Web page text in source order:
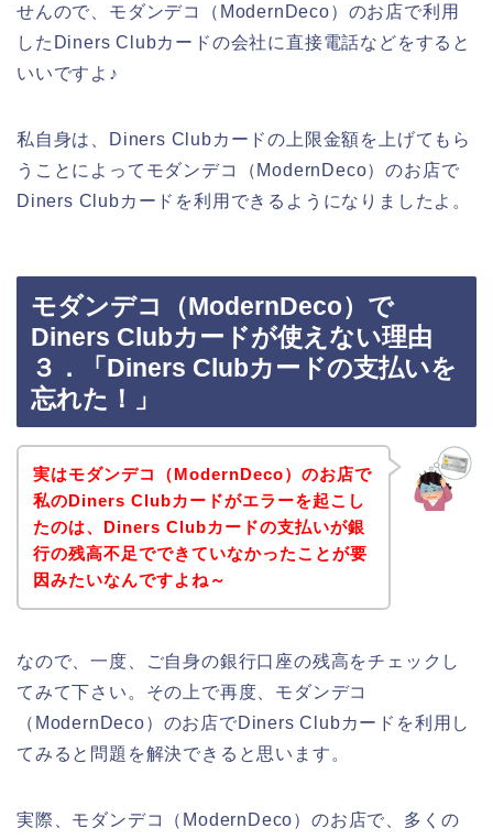
せんので、モダンデコ（ModernDeco）のお店で利用
したDiners Clubカードの会社に直接電話などをすると
いいですよ♪
私自身は、Diners Clubカードの上限金額を上げてもら
うことによってモダンデコ（ModernDeco）のお店で
Diners Clubカードを利用できるようになりましたよ。
モダンデコ（ModernDeco）で
Diners Clubカードが使えない理由
３．「Diners Clubカードの支払いを
忘れた！」
実はモダンデコ（ModernDeco）のお店で
私のDiners Clubカードがエラーを起こし
たのは、Diners Clubカードの支払いが銀
行の残高不足でできていなかったことが要
因みたいなんですよね～
なので、一度、ご自身の銀行口座の残高をチェックし
てみて下さい。その上で再度、モダンデコ
（ModernDeco）のお店でDiners Clubカードを利用し
てみると問題を解決できると思います。
実際、モダンデコ（ModernDeco）のお店で、多くの